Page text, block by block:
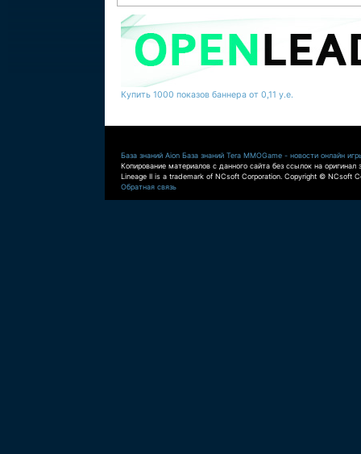
Купить 1000 показов баннера от 0,11 у.е.
База знаний Aion База знаний Tera MMOGame - новости онлайн
Копирование материалов с данного сайта без ссылок на оригинал
Lineage II is a trademark of NCsoft Corporation. Copyright © NCsoft
Обратная связь